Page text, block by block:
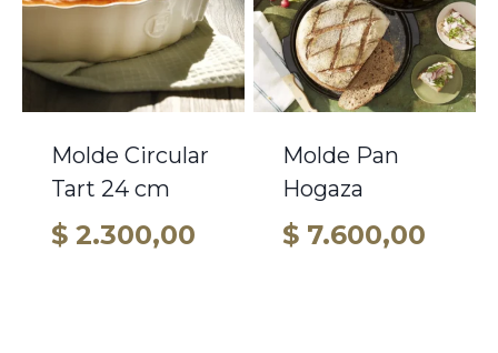
Molde Circular
Tart 24 cm
$ 2.300,00
Molde Pan
Hogaza
$ 7.600,00